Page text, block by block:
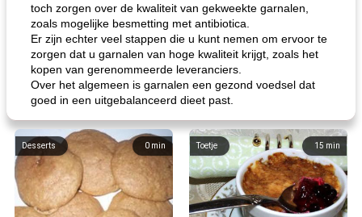
toch zorgen over de kwaliteit van gekweekte garnalen,
zoals mogelijke besmetting met antibiotica.
Er zijn echter veel stappen die u kunt nemen om ervoor te
zorgen dat u garnalen van hoge kwaliteit krijgt, zoals het
kopen van gerenommeerde leveranciers.
Over het algemeen is garnalen een gezond voedsel dat
goed in een uitgebalanceerd dieet past.
0 min
Desserts 15 min
Toetje